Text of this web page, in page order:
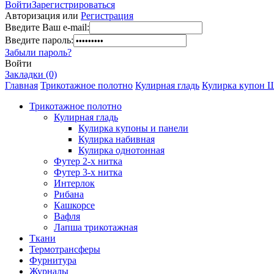
ВойтиЗарегистрироваться
Авторизация или Регистрация
Введите Ваш e-mail:
Введите пароль:
Забыли пароль?
Войти
Закладки (0)
Главная Трикотажное полотно Кулирная гладь Кулирка купон
Трикотажное полотно
Кулирная гладь
Кулирка купоны и панели
Кулирка набивная
Кулирка однотонная
Футер 2-х нитка
Футер 3-х нитка
Интерлок
Рибана
Кашкорсе
Вафля
Лапша трикотажная
Ткани
Термотрансферы
Фурнитура
Журналы